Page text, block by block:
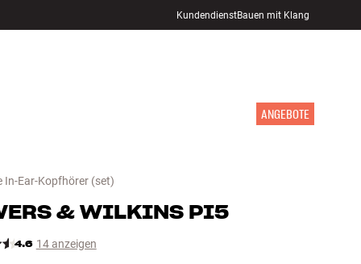
KundendienstBauen mit Klang
ANGEBOTE
In-Ear-Kopfhörer(set)
& WILKINS PI5
4.6 14 anzeigen